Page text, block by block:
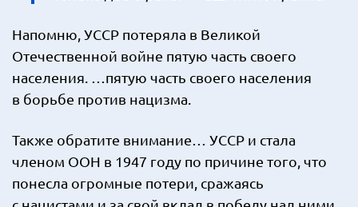
Напомню, УССР потеряла в Великой
Отечественной войне пятую часть своего
населения. …пятую часть своего населения
в борьбе против нацизма.
Также обратите внимание… УССР и стала
членом ООН в 1947 году по причине того, что
понесла огромные потери, сражаясь